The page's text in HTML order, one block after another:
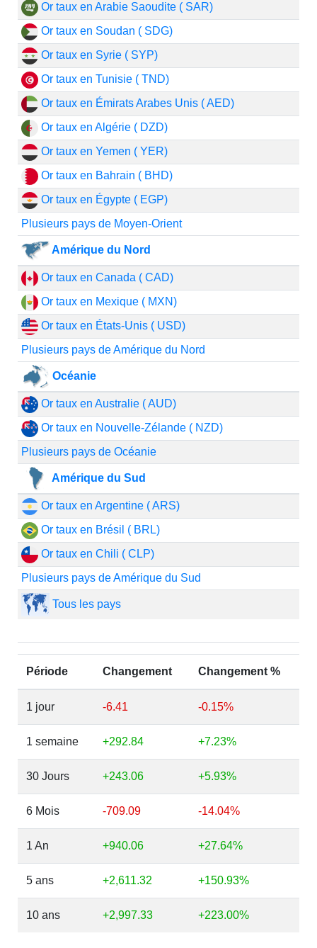
Or taux en Arabie Saoudite ( SAR)
Or taux en Soudan ( SDG)
Or taux en Syrie ( SYP)
Or taux en Tunisie ( TND)
Or taux en Émirats Arabes Unis ( AED)
Or taux en Algérie ( DZD)
Or taux en Yemen ( YER)
Or taux en Bahrain ( BHD)
Or taux en Égypte ( EGP)
Plusieurs pays de Moyen-Orient
Amérique du Nord
Or taux en Canada ( CAD)
Or taux en Mexique ( MXN)
Or taux en États-Unis ( USD)
Plusieurs pays de Amérique du Nord
Océanie
Or taux en Australie ( AUD)
Or taux en Nouvelle-Zélande ( NZD)
Plusieurs pays de Océanie
Amérique du Sud
Or taux en Argentine ( ARS)
Or taux en Brésil ( BRL)
Or taux en Chili ( CLP)
Plusieurs pays de Amérique du Sud
Tous les pays
Période Changement Changement %
1 jour -6.41 -0.15%
1 semaine +292.84 +7.23%
30 Jours +243.06 +5.93%
6 Mois -709.09 -14.04%
1 An +940.06 +27.64%
5 ans +2,611.32 +150.93%
10 ans +2,997.33 +223.00%